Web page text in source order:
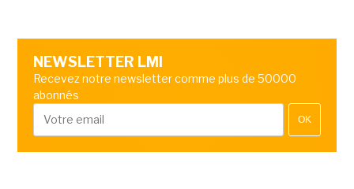
NEWSLETTER LMI
Recevez notre newsletter comme plus de 50000
abonnés
OK